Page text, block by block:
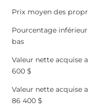
Prix moyen des
Pourcentage
bas
Valeur nette acquise
600 $
Valeur nette acquise
86 400 $